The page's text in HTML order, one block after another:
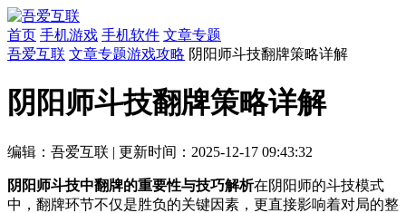
首页 手机游戏 手机软件 文章专题
吾爱互联 文章专题游戏攻略 阴阳师斗技翻牌策略详解
阴阳师斗技翻牌策略详解
编辑：吾爱互联 | 更新时间：2025-12-17 09:43:32
阴阳师斗技中翻牌的重要性与技巧解析在阴阳师的斗技模式
中，翻牌环节不仅是胜负的关键因素，更直接影响着对局的整